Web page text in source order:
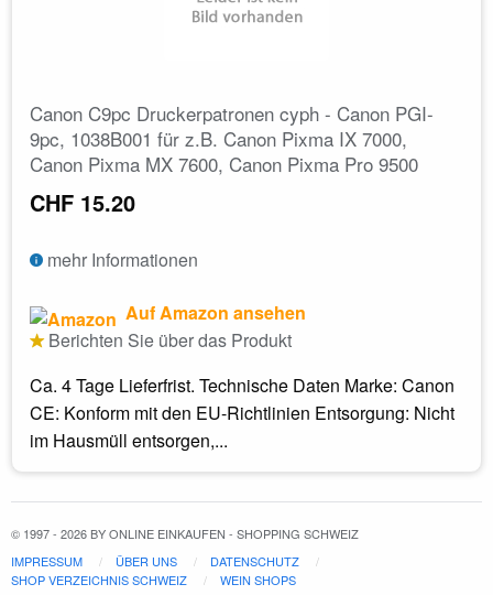
Canon C9pc Druckerpatronen cyph - Canon PGI-
9pc, 1038B001 für z.B. Canon Pixma IX 7000,
Canon Pixma MX 7600, Canon Pixma Pro 9500
CHF 15.20
mehr Informationen
Auf Amazon ansehen
Berichten Sie über das Produkt
Ca. 4 Tage Lieferfrist. Technische Daten Marke: Canon
CE: Konform mit den EU-Richtlinien Entsorgung: Nicht
im Hausmüll entsorgen,...
© 1997 - 2026 BY ONLINE EINKAUFEN - SHOPPING SCHWEIZ
IMPRESSUM
ÜBER UNS
DATENSCHUTZ
SHOP VERZEICHNIS SCHWEIZ
WEIN SHOPS